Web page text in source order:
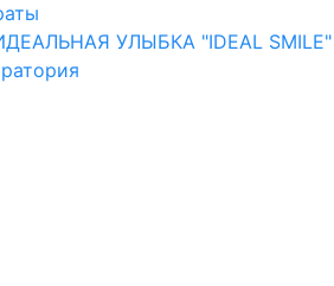
УЛЫБКА "IDEAL SMILE"